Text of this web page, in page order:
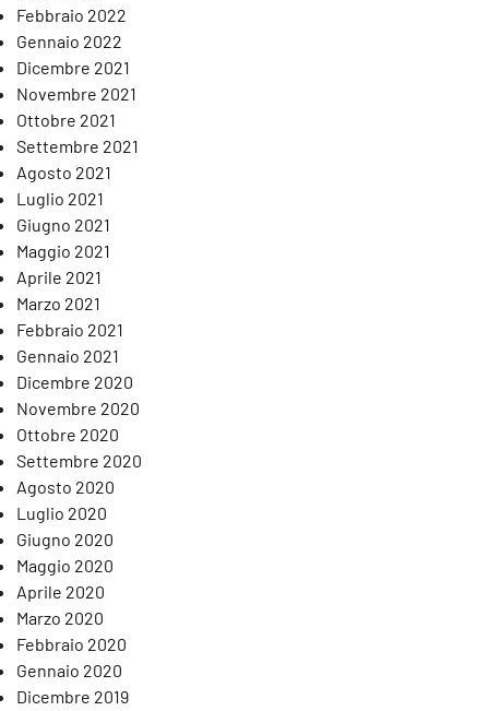
Febbraio 2022
Gennaio 2022
Dicembre 2021
Novembre 2021
Ottobre 2021
Settembre 2021
Agosto 2021
Luglio 2021
Giugno 2021
Maggio 2021
Aprile 2021
Marzo 2021
Febbraio 2021
Gennaio 2021
Dicembre 2020
Novembre 2020
Ottobre 2020
Settembre 2020
Agosto 2020
Luglio 2020
Giugno 2020
Maggio 2020
Aprile 2020
Marzo 2020
Febbraio 2020
Gennaio 2020
Dicembre 2019